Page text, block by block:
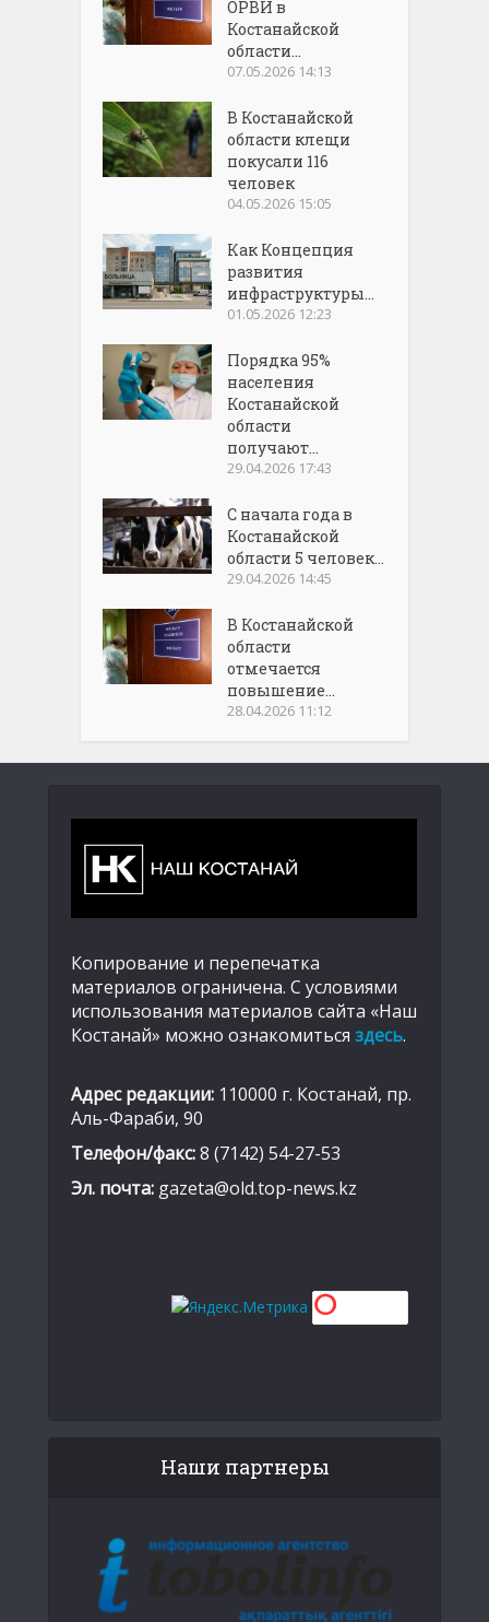
ОРВИ в
Костанайской
области...
07.05.2026 14:13
В Костанайской
области клещи
покусали 116
человек
04.05.2026 15:05
Как Концепция
развития
инфраструктуры...
01.05.2026 12:23
Порядка 95%
населения
Костанайской
области
получают...
29.04.2026 17:43
С начала года в
Костанайской
области 5 человек...
29.04.2026 14:45
В Костанайской
области
отмечается
повышение...
28.04.2026 11:12
Копирование и перепечатка
материалов ограничена. С условиями
использования материалов сайта «Наш
Костанай» можно ознакомиться здесь.
Адрес редакции: 110000 г. Костанай, пр.
Аль-Фараби, 90
Телефон/факс:8 (7142) 54-27-53
Эл. почта: gazeta@old.top-news.kz
Наши партнеры